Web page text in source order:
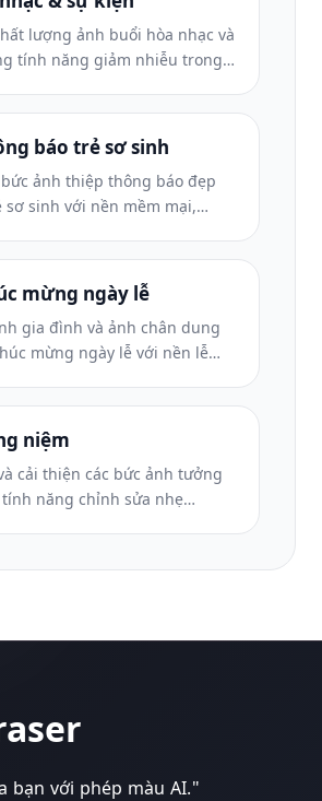
lượng ảnh buổi hòa nhạc và
tính năng giảm nhiễu trong
màu, loại bỏ sự xao lãng
và phục hồi chi tiết từ ảnh
tối.
báo trẻ sơ sinh
ảnh thiệp thông báo đẹp
sơ sinh với nền mềm mại,
bệnh viện và kích thước sẵn
gửi thư.
mừng ngày lễ
gia đình và ảnh chân dung
mừng ngày lễ với nền lễ
tiêu chuẩn để in.
niệm
cải thiện các bức ảnh tưởng
năng chỉnh sửa nhẹ
vụ.
bạn với phép màu AI."